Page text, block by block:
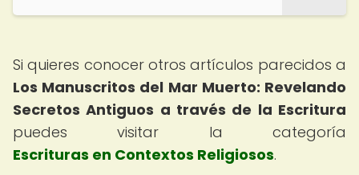
Si quieres conocer otros artículos parecidos a
Los Manuscritos del Mar Muerto: Revelando
Secretos Antiguos a través de la Escritura
puedes visitar la categoría
Escrituras en Contextos Religiosos.